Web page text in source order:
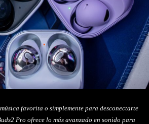
favorita o simplemente para desconectarte
Pro ofrece lo más avanzado en sonido para